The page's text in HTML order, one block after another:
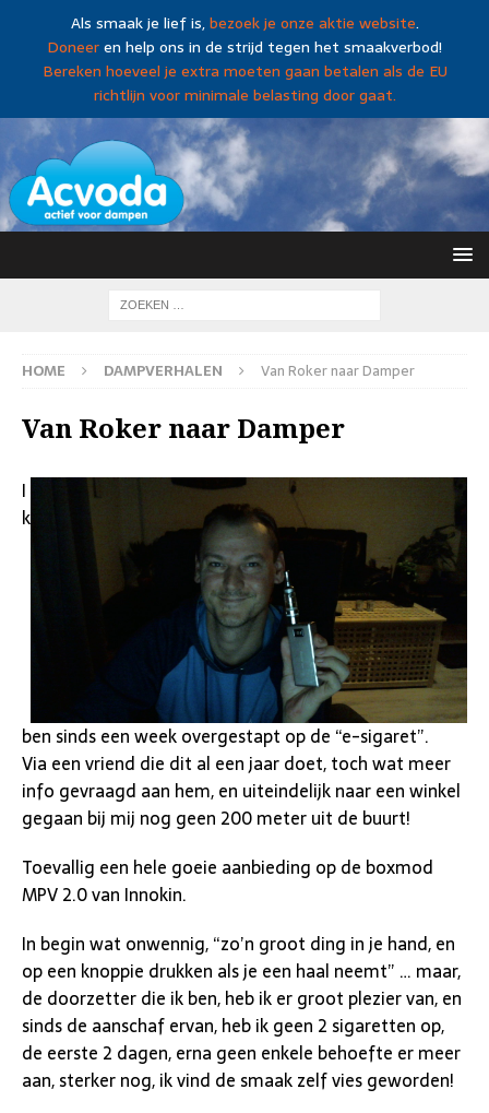
Als smaak je lief is,bezoek je onze aktie website.
Doneeren help ons in de strijd tegen het smaakverbod!
Bereken hoeveel je extra moeten gaan betalen als de EU
richtlijn voor minimale belasting door gaat.
HOME DAMPVERHALEN Van Roker naar Damper
Van Roker naar Damper
I
k
ben sinds een week overgestapt op de “e-sigaret”.
Via een vriend die dit al een jaar doet, toch wat meer
info gevraagd aan hem, en uiteindelijk naar een winkel
gegaan bij mij nog geen 200 meter uit de buurt!
Toevallig een hele goeie aanbieding op de boxmod
MPV 2.0 van Innokin.
In begin wat onwennig, “zo’n groot ding in je hand, en
op een knoppie drukken als je een haal neemt” … maar,
de doorzetter die ik ben, heb ik er groot plezier van, en
sinds de aanschaf ervan, heb ik geen 2 sigaretten op,
de eerste 2 dagen, erna geen enkele behoefte er meer
aan, sterker nog, ik vind de smaak zelf vies geworden!